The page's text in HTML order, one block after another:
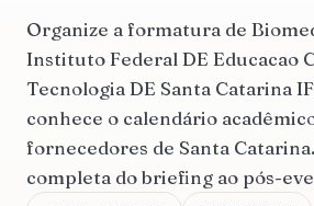
Organize a formatura de
Instituto Federal DE Educacao
Tecnologia DE Santa Catarina
conhece o calendário
fornecedores de Santa
completa do briefing ao pós-